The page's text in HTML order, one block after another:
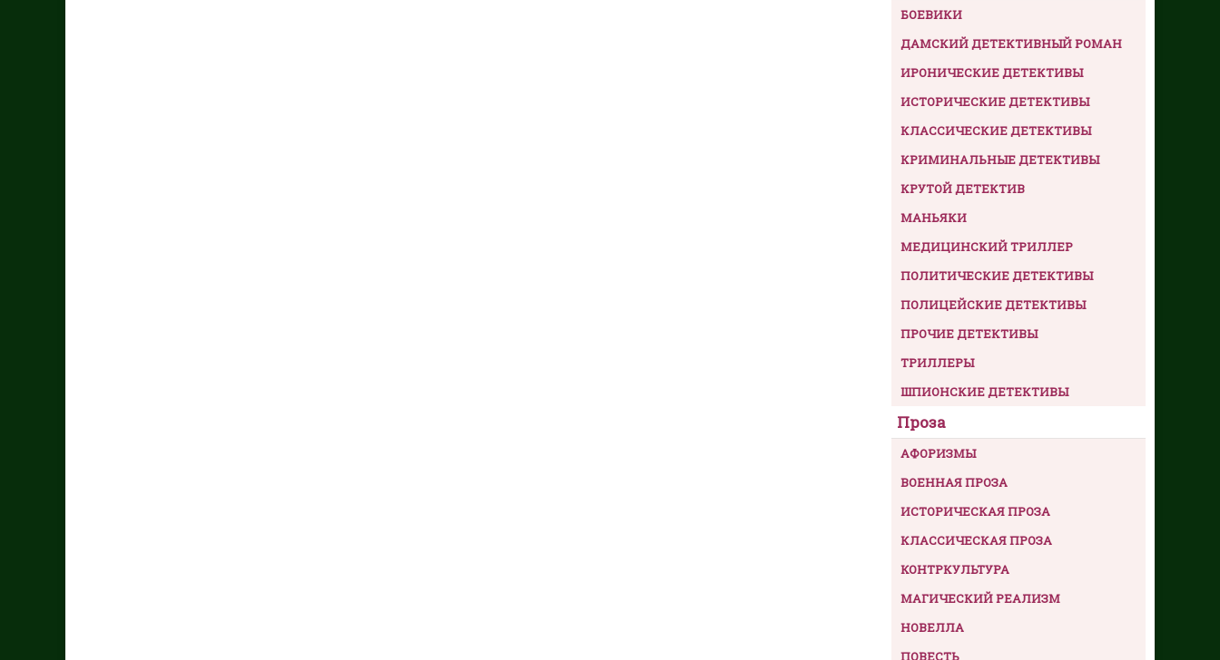
БОЕВИКИ
ДАМСКИЙ ДЕТЕКТИВНЫЙ РОМАН
ИРОНИЧЕСКИЕ ДЕТЕКТИВЫ
ИСТОРИЧЕСКИЕ ДЕТЕКТИВЫ
КЛАССИЧЕСКИЕ ДЕТЕКТИВЫ
КРИМИНАЛЬНЫЕ ДЕТЕКТИВЫ
КРУТОЙ ДЕТЕКТИВ
МАНЬЯКИ
МЕДИЦИНСКИЙ ТРИЛЛЕР
ПОЛИТИЧЕСКИЕ ДЕТЕКТИВЫ
ПОЛИЦЕЙСКИЕ ДЕТЕКТИВЫ
ПРОЧИЕ ДЕТЕКТИВЫ
ТРИЛЛЕРЫ
ШПИОНСКИЕ ДЕТЕКТИВЫ
Проза
АФОРИЗМЫ
ВОЕННАЯ ПРОЗА
ИСТОРИЧЕСКАЯ ПРОЗА
КЛАССИЧЕСКАЯ ПРОЗА
КОНТРКУЛЬТУРА
МАГИЧЕСКИЙ РЕАЛИЗМ
НОВЕЛЛА
ПОВЕСТЬ